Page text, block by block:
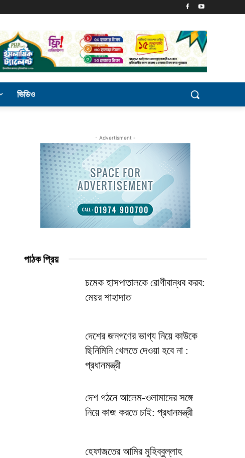
ভিডিও
- Advertisment -
পাঠক প্রিয়
চমেক হাসপাতালকে রোগীবান্ধব করব:
মেয়র শাহাদাত
দেশের জনগণের ভাগ্য নিয়ে কাউকে
ছিনিমিনি খেলতে দেওয়া হবে না :
প্রধানমন্ত্রী
দেশ গঠনে আলেম-ওলামাদের সঙ্গে
নিয়ে কাজ করতে চাই: প্রধানমন্ত্রী
হেফাজতের আমির মুহিব্বুল্লাহ